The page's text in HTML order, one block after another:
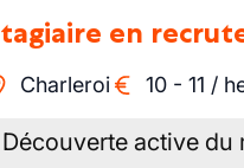
Stagiaire en
Charleroi 10 - 11 /
Découverte active du